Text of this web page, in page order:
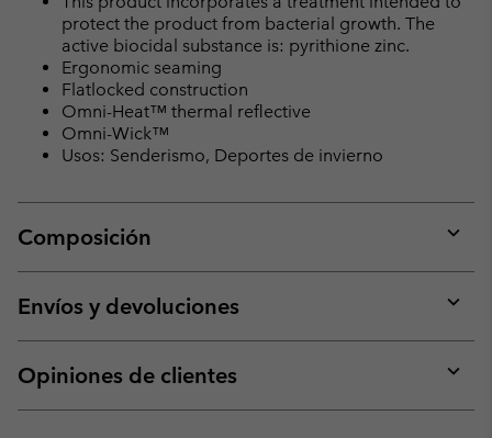
protect the product from bacterial growth. The
active biocidal substance is: pyrithione zinc.
Ergonomic seaming
Flatlocked construction
Omni-Heat™ thermal reflective
Omni-Wick™
Usos: Senderismo, Deportes de invierno
Composición
or
Envíos y devoluciones
or
Opiniones de clientes
or